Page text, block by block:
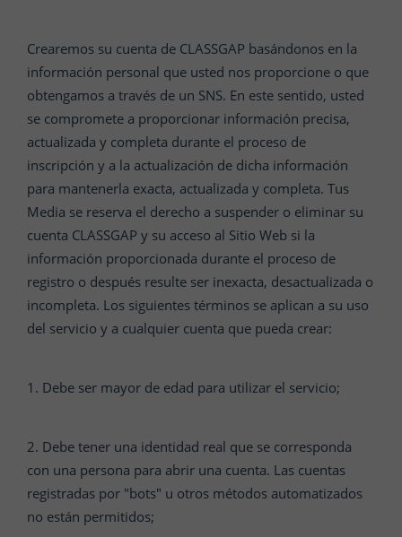
Crearemos su cuenta de CLASSGAP basándonos en la
información personal que usted nos proporcione o que
obtengamos a través de un SNS. En este sentido, usted
se compromete a proporcionar información precisa,
actualizada y completa durante el proceso de
inscripción y a la actualización de dicha información
para mantenerla exacta, actualizada y completa. Tus
Media se reserva el derecho a suspender o eliminar su
cuenta CLASSGAP y su acceso al Sitio Web si la
información proporcionada durante el proceso de
registro o después resulte ser inexacta, desactualizada o
incompleta. Los siguientes términos se aplican a su uso
del servicio y a cualquier cuenta que pueda crear:
1. Debe ser mayor de edad para utilizar el servicio;
2. Debe tener una identidad real que se corresponda
con una persona para abrir una cuenta. Las cuentas
registradas por "bots" u otros métodos automatizados
no están permitidos;